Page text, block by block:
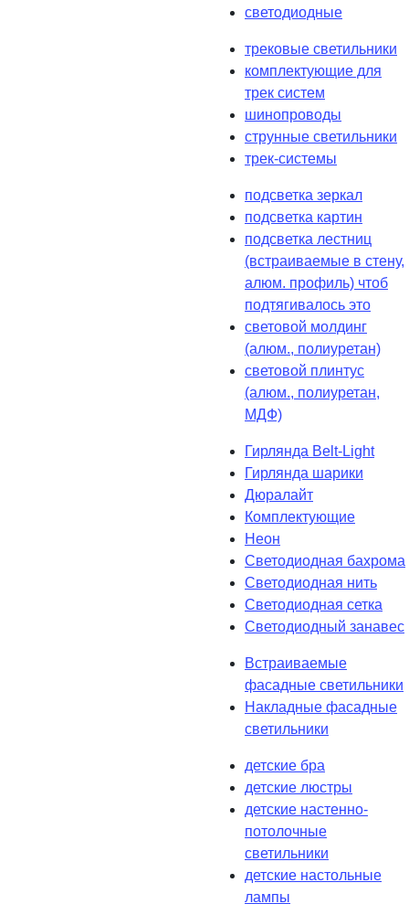
светодиодные
трековые светильники
комплектующие для
трек систем
шинопроводы
струнные светильники
трек-системы
подсветка зеркал
подсветка картин
подсветка лестниц
(встраиваемые в стену,
алюм. профиль) чтоб
подтягивалось это
световой молдинг
(алюм., полиуретан)
световой плинтус
(алюм., полиуретан,
МДФ)
Гирлянда Belt-Light
Гирлянда шарики
Дюралайт
Комплектующие
Неон
Светодиодная бахрома
Светодиодная нить
Светодиодная сетка
Светодиодный занавес
Встраиваемые
фасадные светильники
Накладные фасадные
светильники
детские бра
детские люстры
детские настенно-
потолочные
светильники
детские настольные
лампы